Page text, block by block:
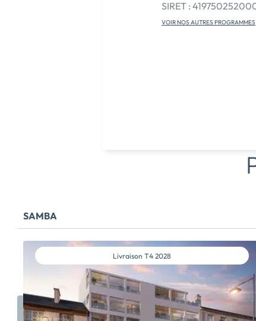
SIRET :
VOIR NOS AUTRES PROGRAMMES
SAMBA
Livraison T4 2028